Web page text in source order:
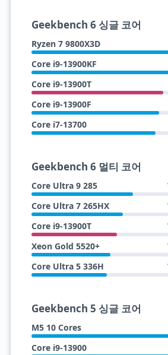
Geekbench 6 싱글 코어
Ryzen 7 9800X3D
Core i9-13900KF
Core i9-13900T
Core i9-13900F
Core i7-13700
Geekbench 6 멀티 코어
Core Ultra 9 285
Core Ultra 7 265HX
Core i9-13900T
Xeon Gold 5520+
Core Ultra 5 336H
Geekbench 5 싱글 코어
M5 10 Cores
Core i9-13900